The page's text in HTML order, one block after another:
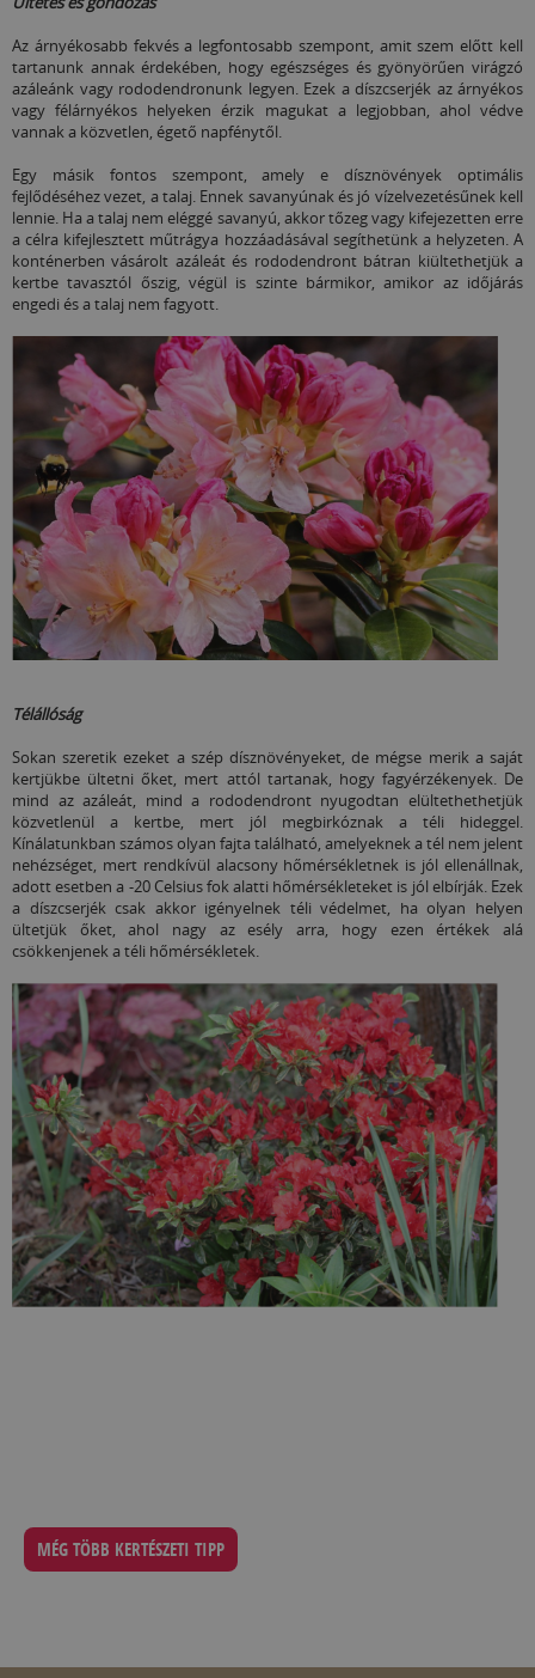
Az árnyékosabb fekvés a legfontosabb szempont, amit szem előtt kell
tartanunk annak érdekében, hogy egészséges és gyönyörűen virágzó
azáleánk vagy rododendronunk legyen. Ezek a díszcserjék az árnyékos
vagy félárnyékos helyeken érzik magukat a legjobban, ahol védve
vannak a közvetlen, égető napfénytől.
Egy másik fontos szempont, amely e dísznövények optimális
fejlődéséhez vezet, a talaj. Ennek savanyúnak és jó vízelvezetésűnek kell
lennie. Ha a talaj nem eléggé savanyú, akkor tőzeg vagy kifejezetten erre
a célra kifejlesztett műtrágya hozzáadásával segíthetünk a helyzeten. A
konténerben vásárolt azáleát és rododendront bátran kiültethetjük a
kertbe tavasztól őszig, végül is szinte bármikor, amikor az időjárás
engedi és a talaj nem fagyott.
Télállóság
Sokan szeretik ezeket a szép dísznövényeket, de mégse merik a saját
kertjükbe ültetni őket, mert attól tartanak, hogy fagyérzékenyek. De
mind az azáleát, mind a rododendront nyugodtan elültethethetjük
közvetlenül a kertbe, mert jól megbirkóznak a téli hideggel.
Kínálatunkban számos olyan fajta található, amelyeknek a tél nem jelent
nehézséget, mert rendkívül alacsony hőmérsékletnek is jól ellenállnak,
adott esetben a -20 Celsius fok alatti hőmérsékleteket is jól elbírják. Ezek
a díszcserjék csak akkor igényelnek téli védelmet, ha olyan helyen
ültetjük őket, ahol nagy az esély arra, hogy ezen értékek alá
csökkenjenek a téli hőmérsékletek.
MÉG TÖBB KERTÉSZETI TIPP